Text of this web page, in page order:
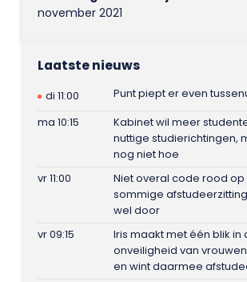
november 2021
Laatste nieuws
di 11:00
Punt piept er even
ma 10:15
Kabinet wil meer
nuttige studierichtingen,
nog niet hoe
vr 11:00
Niet overal code rood op
sommige
wel door
vr 09:15
Iris maakt met één blik in
onveiligheid van
en wint daarmee